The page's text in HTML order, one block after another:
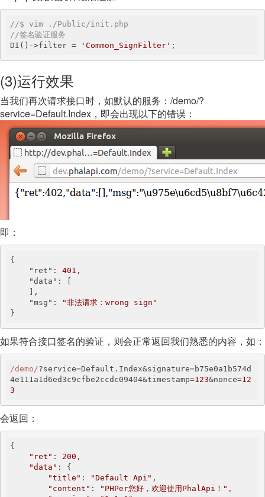
//$ vim ./Public/init.php
//签名验证服务
DI()->filter =
'Common_SignFilter' ;
(3)运行效果
当我们再次请求接口时，如默认的服务：/demo/?
service=Default.Index，即会出现以下的错误：
即：
{
"ret" : 401 ,
"data" : [
"msg" :
"非法请求：wrong sign"
}
如果符合接口签名的验证，则会正常返回我们熟悉的内容，如：
/demo/?service=Default.Index&signature=b75e0a1b574d
4e111a1d6ed3c9cfbe2ccdc09404&timestamp=123&nonce=12
3
会返回：
{
"ret" : 200 ,
"data" : {
"title" : "Default Api" ,
"content" : "PHPer您好，欢迎使用PhalApi！" ,